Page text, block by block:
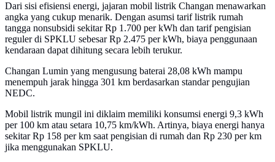
Dari sisi efisiensi energi, jajaran mobil listrik Changan menawarkan
angka yang cukup menarik. Dengan asumsi tarif listrik rumah
tangga nonsubsidi sekitar Rp 1.700 per kWh dan tarif pengisian
reguler di SPKLU sebesar Rp 2.475 per kWh, biaya penggunaan
kendaraan dapat dihitung secara lebih terukur.
Changan Lumin yang mengusung baterai 28,08 kWh mampu
menempuh jarak hingga 301 km berdasarkan standar pengujian
NEDC.
Mobil listrik mungil ini diklaim memiliki konsumsi energi 9,3 kWh
per 100 km atau setara 10,75 km/kWh. Artinya, biaya energi hanya
sekitar Rp 158 per km saat pengisian di rumah dan Rp 230 per km
jika menggunakan SPKLU.